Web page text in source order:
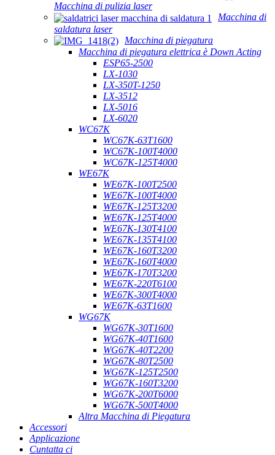
Macchina di pulizia laser
Macchina di
saldatura laser
Macchina di piegatura
Macchina di piegatura elettrica è Down Acting
ESP65-2500
LX-1030
LX-350T-1250
LX-3512
LX-5016
LX-6020
WC67K
WC67K-63T1600
WC67K-100T4000
WC67K-125T4000
WE67K
WE67K-100T2500
WE67K-100T4000
WE67K-125T3200
WE67K-125T4000
WE67K-130T4100
WE67K-135T4100
WE67K-160T3200
WE67K-160T4000
WE67K-170T3200
WE67K-220T6100
WE67K-300T4000
WE67K-63T1600
WG67K
WG67K-30T1600
WG67K-40T1600
WG67K-40T2200
WG67K-80T2500
WG67K-125T2500
WG67K-160T3200
WG67K-200T6000
WG67K-500T4000
Altra Macchina di Piegatura
Accessori
Applicazione
Cuntatta ci